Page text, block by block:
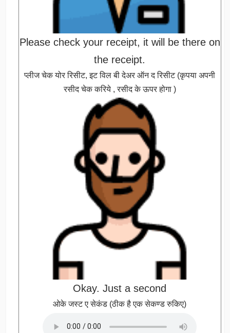
Please check your receipt, it will be there on
the receipt.
प्लीज चेक योर रिसीट, इट विल बी देअर ऑन द रिसीट (कृपया अपनी
रसीद चेक करिये , रसीद के ऊपर होगा )
Okay. Just a second
ओके जस्ट ए सेकंड (ठीक है एक सेकण्ड रुकिए)